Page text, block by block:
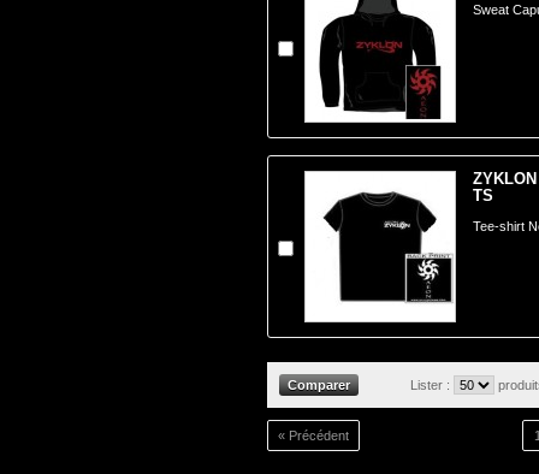
Sweat
TS
Tee-shirt
Lister :
« Précédent